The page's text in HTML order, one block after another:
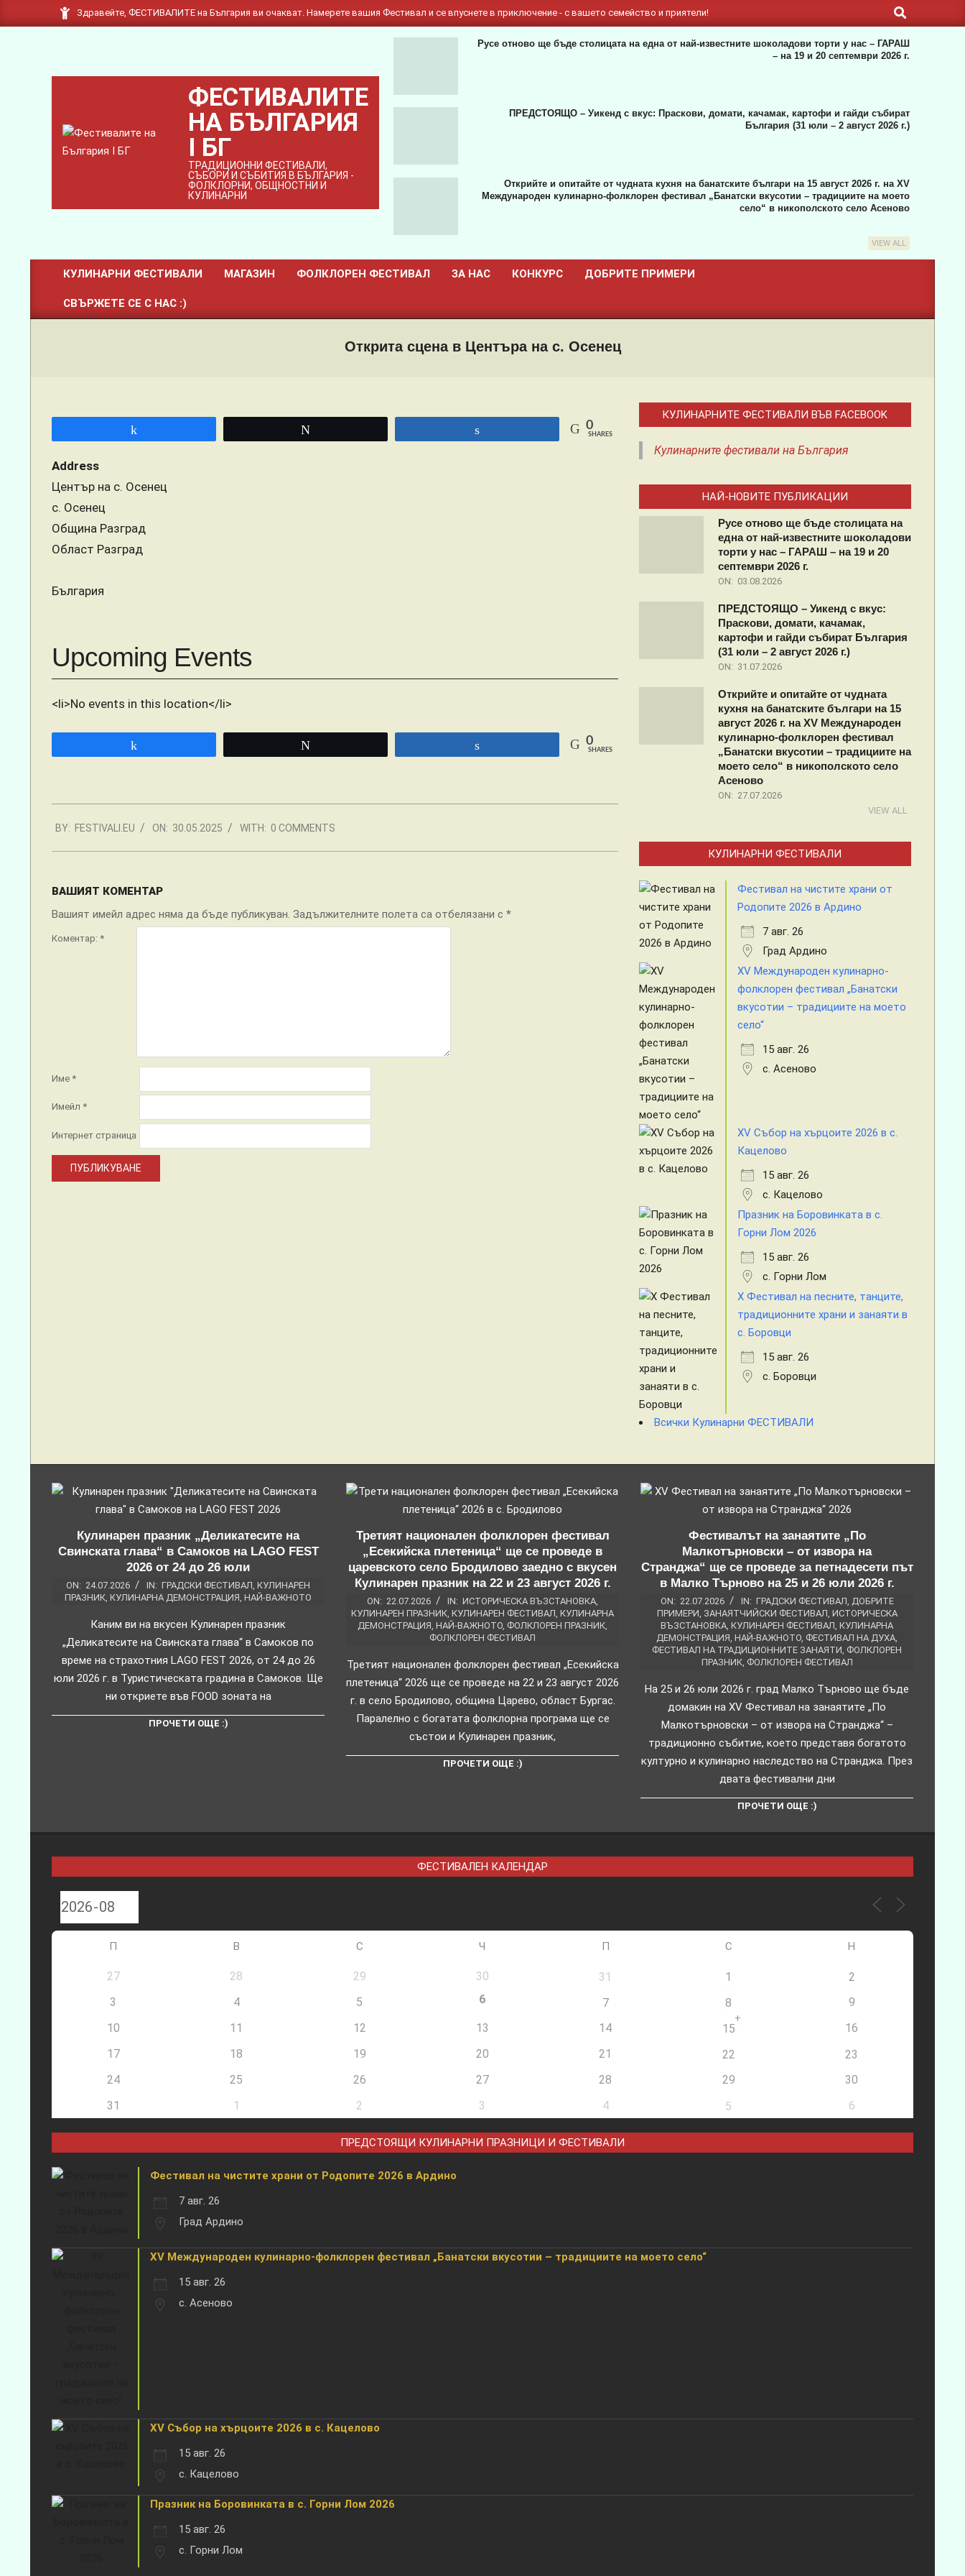
to
Здравейте, ФЕСТИВАЛИТЕ на България ви очакват. Намерете вашия Фестивал и се впуснете в приключение - с вашето семейство и приятели!
Search
ФЕСТИВАЛИТЕ
НА БЪЛГАРИЯ
I БГ
ТРАДИЦИОННИ ФЕСТИВАЛИ,
СЪБОРИ И СЪБИТИЯ В БЪЛГАРИЯ -
ФОЛКЛОРНИ, ОБЩНОСТНИ И
КУЛИНАРНИ
Русе отново ще бъде столицата на една от най-известните шоколадови торти у нас – ГАРАШ
– на 19 и 20 септември 2026 г.
ПРЕДСТОЯЩО – Уикенд с вкус: Праскови, домати, качамак, картофи и гайди събират
България (31 юли – 2 август 2026 г.)
Открийте и опитайте от чудната кухня на банатските българи на 15 август 2026 г. на XV
Международен кулинарно-фолклорен фестивал „Банатски вкусотии – традициите на моето
село“ в никополското село Асеново
VIEW ALL
Primary
Navigation
КУЛИНАРНИ ФЕСТИВАЛИ МАГАЗИН ФОЛКЛОРЕН ФЕСТИВАЛ ЗА НАС КОНКУРС ДОБРИТЕ ПРИМЕРИ
СВЪРЖЕТЕ СЕ С НАС :)
Открита сцена в Центъра на с. Осенец
0
SHARES
Address
Център на с. Осенец
с. Осенец
Община Разград
Област Разград
България
Upcoming Events
<li>No events in this location</li>
0
SHARES
05-
30
BY: FESTIVALI.EU ON: 30.05.2025 WITH: 0 COMMENTS
ВАШИЯТ КОМЕНТАР
Вашият имейл адрес няма да бъде публикуван. Задължителните полета са отбелязани с *
Коментар: *
Име *
Имейл *
Интернет страница
КУЛИНАРНИТЕ ФЕСТИВАЛИ ВЪВ FACEBOOK
Кулинарните фестивали на България
НАЙ-НОВИТЕ ПУБЛИКАЦИИ
Русе отново ще бъде столицата на
една от най-известните шоколадови
торти у нас – ГАРАШ – на 19 и 20
септември 2026 г.
ON: 03.08.2026
ПРЕДСТОЯЩО – Уикенд с вкус:
Праскови, домати, качамак,
картофи и гайди събират България
(31 юли – 2 август 2026 г.)
ON: 31.07.2026
Открийте и опитайте от чудната
кухня на банатските българи на 15
август 2026 г. на XV Международен
кулинарно-фолклорен фестивал
„Банатски вкусотии – традициите на
моето село“ в никополското село
Асеново
ON: 27.07.2026
VIEW ALL
КУЛИНАРНИ ФЕСТИВАЛИ
Фестивал на чистите храни от
Родопите 2026 в Ардино
7 авг. 26
Град Ардино
XV Международен кулинарно-
фолклорен фестивал „Банатски
вкусотии – традициите на моето
село“
15 авг. 26
с. Асеново
XV Събор на хърцоите 2026 в с.
Кацелово
15 авг. 26
с. Кацелово
Празник на Боровинката в с.
Горни Лом 2026
15 авг. 26
с. Горни Лом
X Фестивал на песните, танците,
традиционните храни и занаяти в
с. Боровци
15 авг. 26
с. Боровци
Всички Кулинарни ФЕСТИВАЛИ
Кулинарен празник „Деликатесите на
Свинската глава“ в Самоков на LAGO FEST
2026 от 24 до 26 юли
ON: 24.07.2026 IN: ГРАДСКИ ФЕСТИВАЛ, КУЛИНАРЕН
ПРАЗНИК, КУЛИНАРНА ДЕМОНСТРАЦИЯ, НАЙ-ВАЖНОТО
Каним ви на вкусен Кулинарен празник
„Деликатесите на Свинската глава“ в Самоков по
време на страхотния LAGO FEST 2026, от 24 до 26
юли 2026 г. в Туристическата градина в Самоков. Ще
ни откриете във FOOD зоната на
ПРОЧЕТИ ОЩЕ :)
Третият национален фолклорен фестивал
„Есекийска плетеница“ ще се проведе в
царевското село Бродилово заедно с вкусен
Кулинарен празник на 22 и 23 август 2026 г.
ON: 22.07.2026 IN: ИСТОРИЧЕСКА ВЪЗСТАНОВКА,
КУЛИНАРЕН ПРАЗНИК, КУЛИНАРЕН ФЕСТИВАЛ, КУЛИНАРНА
ДЕМОНСТРАЦИЯ, НАЙ-ВАЖНОТО, ФОЛКЛОРЕН ПРАЗНИК,
ФОЛКЛОРЕН ФЕСТИВАЛ
Третият национален фолклорен фестивал „Есекийска
плетеница“ 2026 ще се проведе на 22 и 23 август 2026
г. в село Бродилово, община Царево, област Бургас.
Паралелно с богатата фолклорна програма ще се
състои и Кулинарен празник,
ПРОЧЕТИ ОЩЕ :)
Фестивалът на занаятите „По
Малкотърновски – от извора на
Странджа“ ще се проведе за петнадесети път
в Малко Търново на 25 и 26 юли 2026 г.
ON: 22.07.2026 IN: ГРАДСКИ ФЕСТИВАЛ, ДОБРИТЕ
ПРИМЕРИ, ЗАНАЯТЧИЙСКИ ФЕСТИВАЛ, ИСТОРИЧЕСКА
ВЪЗСТАНОВКА, КУЛИНАРЕН ФЕСТИВАЛ, КУЛИНАРНА
ДЕМОНСТРАЦИЯ, НАЙ-ВАЖНОТО, ФЕСТИВАЛ НА ДУХА,
ФЕСТИВАЛ НА ТРАДИЦИОННИТЕ ЗАНАЯТИ, ФОЛКЛОРЕН
ПРАЗНИК, ФОЛКЛОРЕН ФЕСТИВАЛ
На 25 и 26 юли 2026 г. град Малко Търново ще бъде
домакин на XV Фестивал на занаятите „По
Малкотърновски – от извора на Странджа“ –
традиционно събитие, което представя богатото
културно и кулинарно наследство на Странджа. През
двата фестивални дни
ПРОЧЕТИ ОЩЕ :)
ФЕСТИВАЛЕН КАЛЕНДАР
П В С Ч П С Н
27 28 29 30 31 1
2
3
4 5 6 7 8
9
10
11 12 13 14 15
+
16
17
18 19 20 21 22
23
24
25 26 27 28 29
30
31
1 2 3 4 5 6
ПРЕДСТОЯЩИ КУЛИНАРНИ ПРАЗНИЦИ И ФЕСТИВАЛИ
Фестивал на чистите храни от Родопите 2026 в Ардино
7 авг. 26
Град Ардино
XV Международен кулинарно-фолклорен фестивал „Банатски вкусотии – традициите на моето село“
15 авг. 26
с. Асеново
XV Събор на хърцоите 2026 в с. Кацелово
15 авг. 26
с. Кацелово
Празник на Боровинката в с. Горни Лом 2026
15 авг. 26
с. Горни Лом